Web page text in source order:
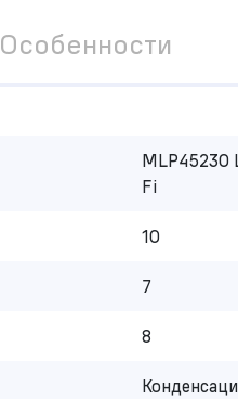
Особенности
MLP45230
Fi
10
7
8